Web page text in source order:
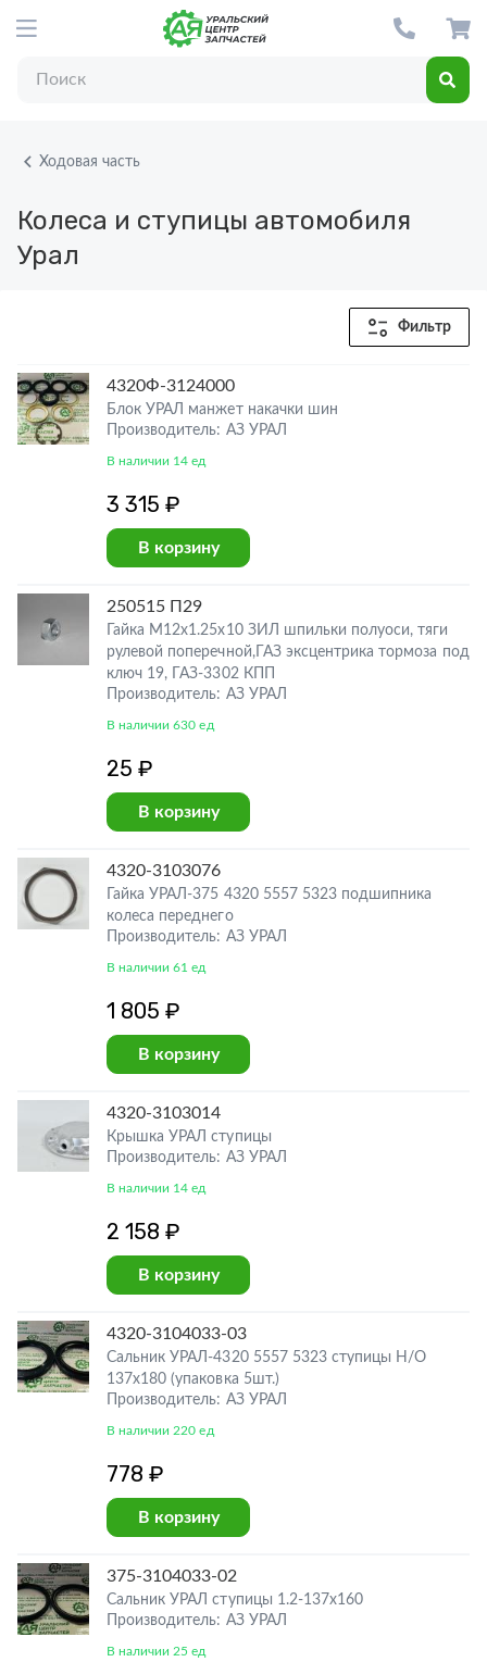
Ходовая часть
Колеса и ступицы автомобиля
Урал
Фильтр
4320Ф-3124000
Блок УРАЛ манжет накачки шин
Производитель: АЗ УРАЛ
В наличии 14 ед
3 315 ₽
В корзину
250515 П29
Гайка М12х1.25х10 ЗИЛ шпильки полуоси, тяги
рулевой поперечной,ГАЗ эксцентрика тормоза под
ключ 19, ГАЗ-3302 КПП
Производитель: АЗ УРАЛ
В наличии 630 ед
25 ₽
В корзину
4320-3103076
Гайка УРАЛ-375 4320 5557 5323 подшипника
колеса переднего
Производитель: АЗ УРАЛ
В наличии 61 ед
1 805 ₽
В корзину
4320-3103014
Крышка УРАЛ ступицы
Производитель: АЗ УРАЛ
В наличии 14 ед
2 158 ₽
В корзину
4320-3104033-03
Сальник УРАЛ-4320 5557 5323 ступицы Н/О
137х180 (упаковка 5шт.)
Производитель: АЗ УРАЛ
В наличии 220 ед
778 ₽
В корзину
375-3104033-02
Сальник УРАЛ ступицы 1.2-137х160
Производитель: АЗ УРАЛ
В наличии 25 ед